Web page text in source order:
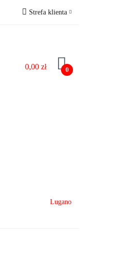
Strefa klienta
do zamówienia
0,00 zł 0
Lugano